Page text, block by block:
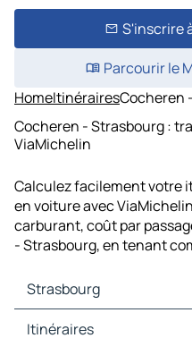
S'inscrire
Parcourir le
HomeItinérairesCocheren
Cocheren - Strasbourg :
ViaMichelin
Calculez facilement votre
en voiture avec
carburant, coût par
- Strasbourg, en tenant
Strasbourg
Strasbourg Cartes et plans
Itinéraires